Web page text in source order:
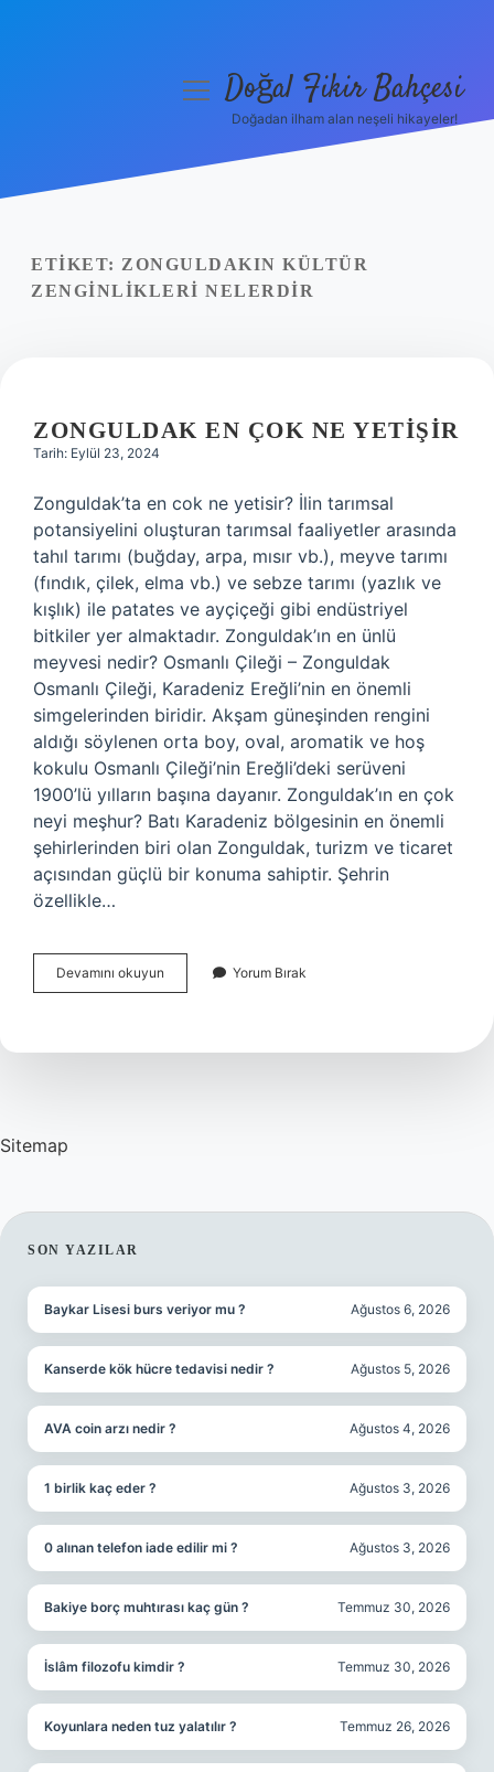
Yasal Uyarı
menüyüDoğal Fikir Bahçesi
Doğadan ilham alan neşeli hikayeler!
ETIKET: ZONGULDAKIN KÜLTÜR
ZENGINLIKLERI NELERDIR
ZONGULDAK EN ÇOK NE YETIŞIR
Tarih: Eylül 23, 2024
Zonguldak’ta en cok ne yetisir? İlin tarımsal
potansiyelini oluşturan tarımsal faaliyetler arasında
tahıl tarımı (buğday, arpa, mısır vb.), meyve tarımı
(fındık, çilek, elma vb.) ve sebze tarımı (yazlık ve
kışlık) ile patates ve ayçiçeği gibi endüstriyel
bitkiler yer almaktadır. Zonguldak’ın en ünlü
meyvesi nedir? Osmanlı Çileği – Zonguldak
Osmanlı Çileği, Karadeniz Ereğli’nin en önemli
simgelerinden biridir. Akşam güneşinden rengini
aldığı söylenen orta boy, oval, aromatik ve hoş
kokulu Osmanlı Çileği’nin Ereğli’deki serüveni
1900’lü yılların başına dayanır. Zonguldak’ın en çok
neyi meşhur? Batı Karadeniz bölgesinin en önemli
şehirlerinden biri olan Zonguldak, turizm ve ticaret
açısından güçlü bir konuma sahiptir. Şehrin
özellikle…
Devamını okuyun Zonguldak
En
Yetişir
Yorum Bırak
Sitemap
SIDEBAR
SON YAZILAR
Baykar Lisesi burs veriyor mu ? Ağustos 6, 2026
Kanserde kök hücre tedavisi nedir ? Ağustos 5, 2026
AVA coin arzı nedir ? Ağustos 4, 2026
1 birlik kaç eder ? Ağustos 3, 2026
0 alınan telefon iade edilir mi ? Ağustos 3, 2026
Bakiye borç muhtırası kaç gün ? Temmuz 30, 2026
İslâm filozofu kimdir ? Temmuz 30, 2026
Koyunlara neden tuz yalatılır ? Temmuz 26, 2026